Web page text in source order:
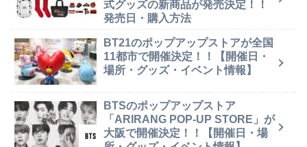
式グッズの新商品が発売決定！！
発売日・購入方法
BT21のポップアップストアが全国
11都市で開催決定！！【開催日・
場所・グッズ・イベント情報】
BTSのポップアップストア
「ARIRANG POP-UP STORE」が
大阪で開催決定！！【開催日・場